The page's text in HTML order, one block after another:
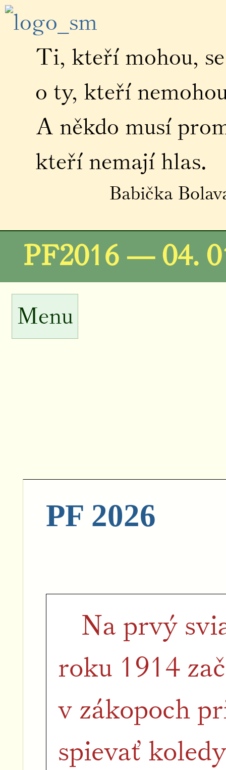
Ti, kteří mohou,
o ty, kteří
A někdo musí
kteří nemají hlas.
Babička
PF2016 — 04.
Menu
PF 2026
Na prvý
roku 1914
v zákopoch
spievať